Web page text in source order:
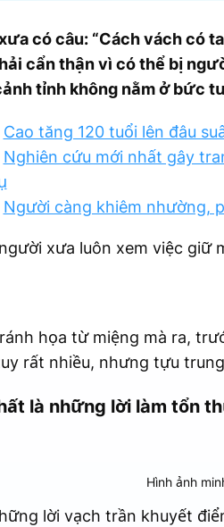
có câu: “Cách vách có
cẩn thận vì có thể bị
tỉnh không nằm ở bức
Cao tăng 120 tuổi lên đâu
Nghiên cứu mới nhất gây
Người càng khiêm nhường,
xưa luôn xem việc giữ
họa từ miệng mà ra,
rất nhiều, nhưng tựu
là những lời làm tổn
Hình ảnh
lời vạch trần khuyết